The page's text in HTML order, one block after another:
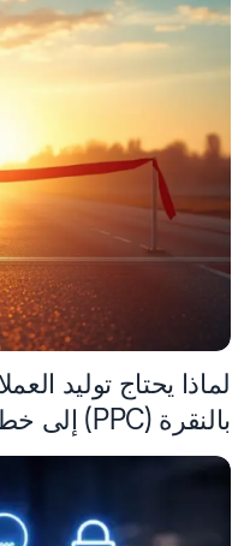
لماذا يحتاج توليد
بالنقرة (PPC) إلى خط نهاية أفضل